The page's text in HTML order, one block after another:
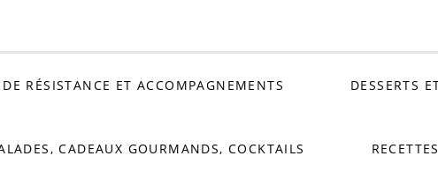
DE RÉSISTANCE ET ACCOMPAGNEMENTS DESSERTS
CADEAUX GOURMANDS, COCKTAILS